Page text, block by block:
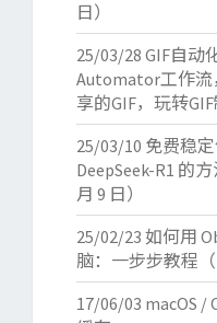
日）
25/03/28 GIF自动
Automator工作流
享的GIF，玩转
25/03/10 免费稳定
DeepSeek-R1 的
月 9 日）
25/02/23 如何用
脑：一步步教程（
17/06/03 macOS /